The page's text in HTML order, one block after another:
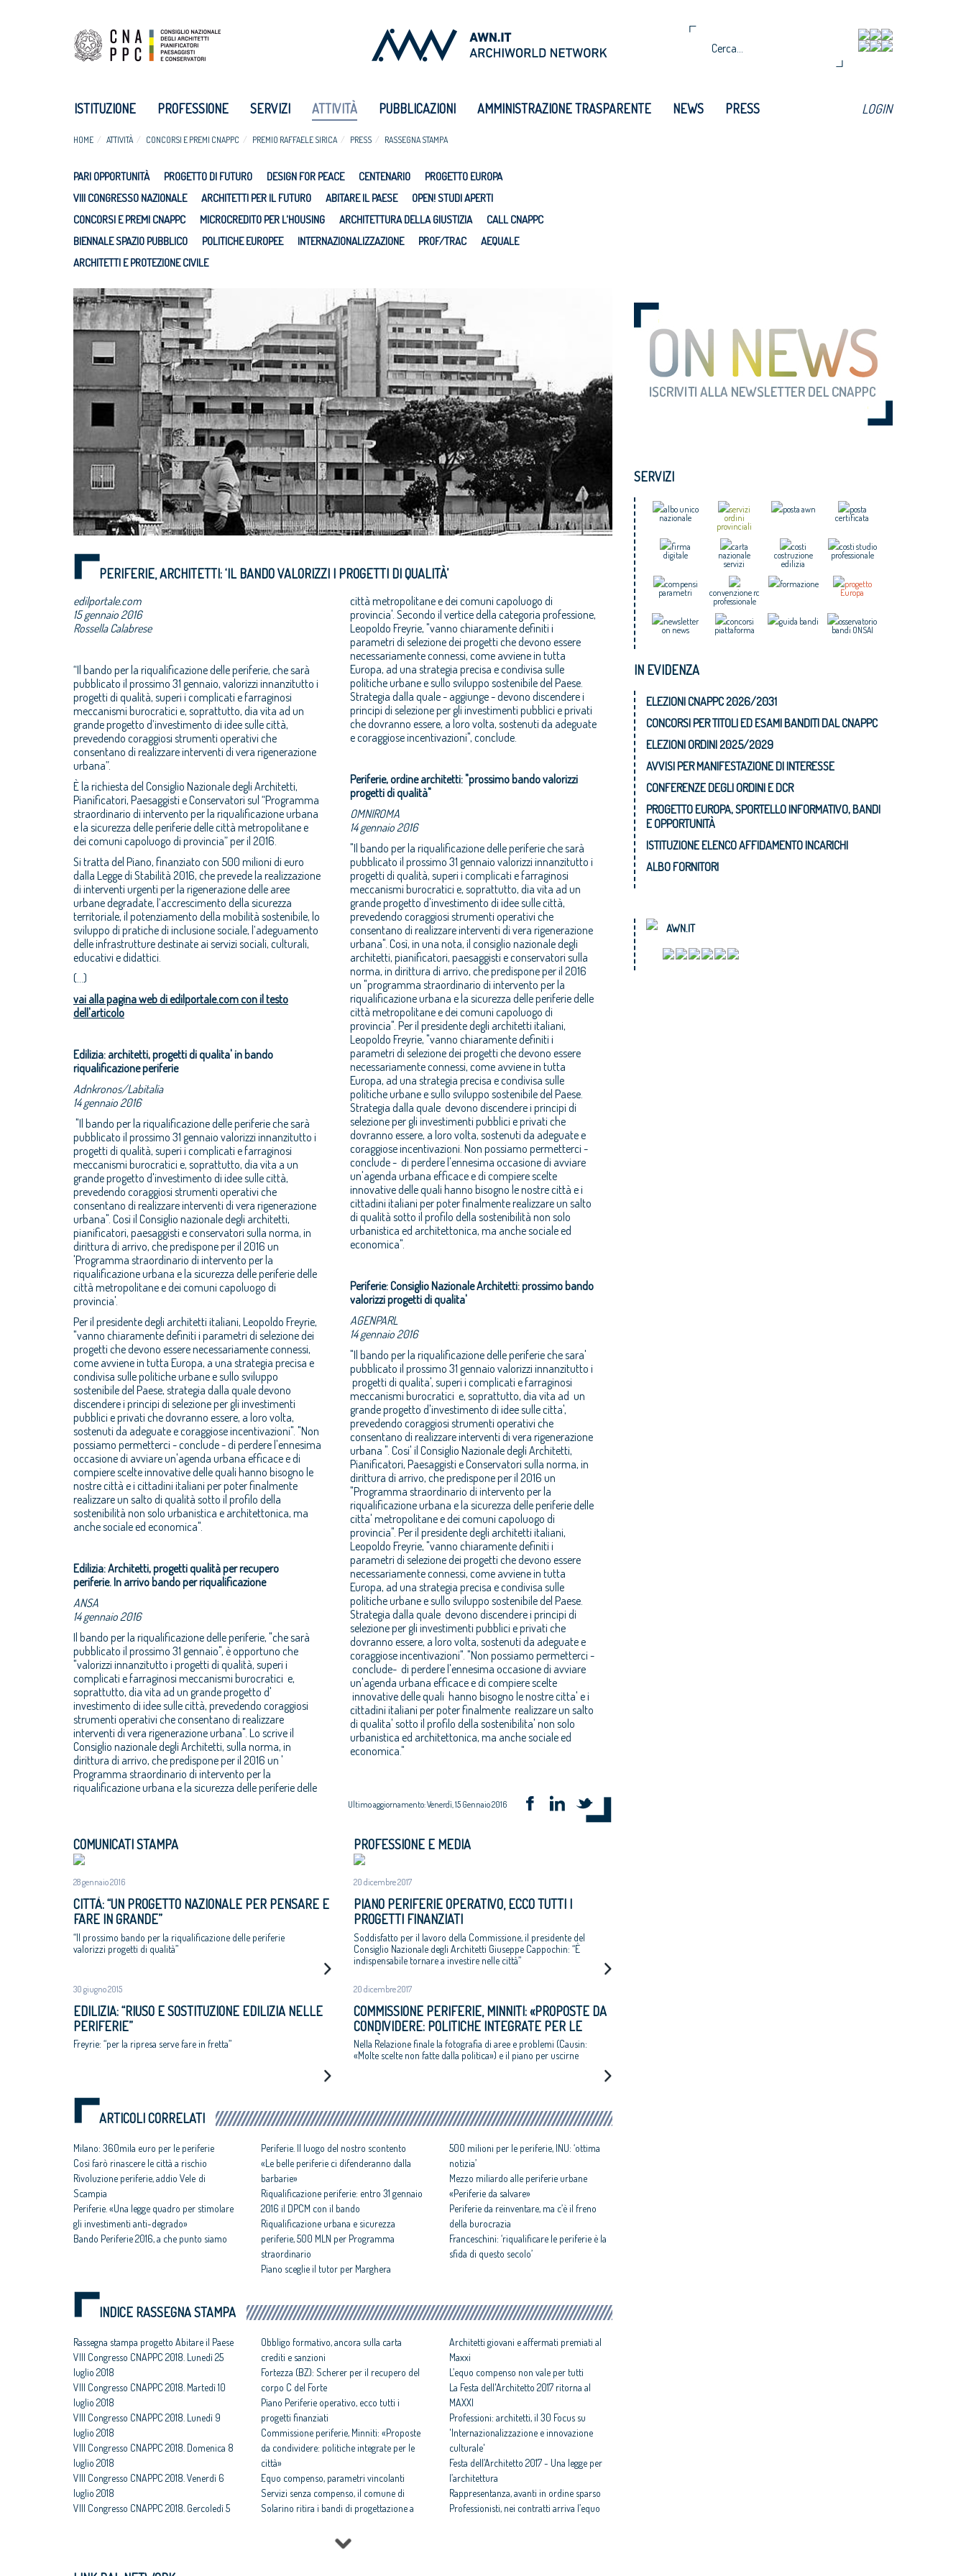
ISTITUZIONE PROFESSIONE SERVIZI ATTIVITÀ PUBBLICAZIONI AMMINISTRAZIONE TRASPARENTE NEWS PRESS LOGIN
HOME ATTIVITÀ CONCORSI E PREMI CNAPPC PREMIO RAFFAELE SIRICA PRESS RASSEGNA STAMPA
PARI OPPORTUNITÀ PROGETTO DI FUTURO DESIGN FOR PEACE CENTENARIO
PROGETTO EUROPA
VIII CONGRESSO NAZIONALE
ARCHITETTI PER IL FUTURO ABITARE IL PAESE
OPEN! STUDI APERTI
CONCORSI E PREMI CNAPPC
MICROCREDITO PER L'HOUSING ARCHITETTURA DELLA GIUSTIZIA
CALL CNAPPC
BIENNALE SPAZIO PUBBLICO
POLITICHE EUROPEE INTERNAZIONALIZZAZIONE PROF/TRAC
AEQUALE
ARCHITETTI E PROTEZIONE CIVILE
PERIFERIE, ARCHITETTI: ‘IL BANDO VALORIZZI I PROGETTI DI QUALITÀ’
edilportale.com
15 gennaio 2016
Rossella Calabrese
“Il bando per la riqualificazione delle periferie, che sarà
pubblicato il prossimo 31 gennaio, valorizzi innanzitutto i
progetti di qualità, superi i complicati e farraginosi
meccanismi burocratici e, soprattutto, dia vita ad un
grande progetto d’investimento di idee sulle città,
prevedendo coraggiosi strumenti operativi che
consentano di realizzare interventi di vera rigenerazione
urbana”.
È la richiesta del Consiglio Nazionale degli Architetti,
Pianificatori, Paesaggisti e Conservatori sul “Programma
straordinario di intervento per la riqualificazione urbana
e la sicurezza delle periferie delle città metropolitane e
dei comuni capoluogo di provincia” per il 2016.
Si tratta del Piano, finanziato con 500 milioni di euro
dalla Legge di Stabilità 2016, che prevede la realizzazione
di interventi urgenti per la rigenerazione delle aree
urbane degradate, l’accrescimento della sicurezza
territoriale, il potenziamento della mobilità sostenibile, lo
sviluppo di pratiche di inclusione sociale, l’adeguamento
delle infrastrutture destinate ai servizi sociali, culturali,
educativi e didattici.
(...)
vai alla pagina web di edilportale.com con il testo
dell'articolo
Edilizia: architetti, progetti di qualita' in bando
riqualificazione periferie
Adnkronos/Labitalia
14 gennaio 2016
"Il bando per la riqualificazione delle periferie che sarà
pubblicato il prossimo 31 gennaio valorizzi innanzitutto i
progetti di qualità, superi i complicati e farraginosi
meccanismi burocratici e, soprattutto, dia vita a un
grande progetto d'investimento di idee sulle città,
prevedendo coraggiosi strumenti operativi che
consentano di realizzare interventi di vera rigenerazione
urbana". Così il Consiglio nazionale degli architetti,
pianificatori, paesaggisti e conservatori sulla norma, in
dirittura di arrivo, che predispone per il 2016 un
'Programma straordinario di intervento per la
riqualificazione urbana e la sicurezza delle periferie delle
città metropolitane e dei comuni capoluogo di
provincia'.
Per il presidente degli architetti italiani, Leopoldo Freyrie,
"vanno chiaramente definiti i parametri di selezione dei
progetti che devono essere necessariamente connessi,
come avviene in tutta Europa, a una strategia precisa e
condivisa sulle politiche urbane e sullo sviluppo
sostenibile del Paese, strategia dalla quale devono
discendere i principi di selezione per gli investimenti
pubblici e privati che dovranno essere, a loro volta,
sostenuti da adeguate e coraggiose incentivazioni". "Non
possiamo permetterci - conclude - di perdere l'ennesima
occasione di avviare un'agenda urbana efficace e di
compiere scelte innovative delle quali hanno bisogno le
nostre città e i cittadini italiani per poter finalmente
realizzare un salto di qualità sotto il profilo della
sostenibilità non solo urbanistica e architettonica, ma
anche sociale ed economica".
Edilizia: Architetti, progetti qualità per recupero
periferie. In arrivo bando per riqualificazione
ANSA
14 gennaio 2016
Il bando per la riqualificazione delle periferie, "che sarà
pubblicato il prossimo 31 gennaio", è opportuno che
"valorizzi innanzitutto i progetti di qualità, superi i
complicati e farraginosi meccanismi burocratici e,
soprattutto, dia vita ad un grande progetto d'
investimento di idee sulle città, prevedendo coraggiosi
strumenti operativi che consentano di realizzare
interventi di vera rigenerazione urbana". Lo scrive il
Consiglio nazionale degli Architetti, sulla norma, in
dirittura di arrivo, che predispone per il 2016 un '
Programma straordinario di intervento per la
riqualificazione urbana e la sicurezza delle periferie delle
città metropolitane e dei comuni capoluogo di
provincia'. Secondo il vertice della categoria professione,
Leopoldo Freyrie, "vanno chiaramente definiti i
parametri di selezione dei progetti che devono essere
necessariamente connessi, come avviene in tutta
Europa, ad una strategia precisa e condivisa sulle
politiche urbane e sullo sviluppo sostenibile del Paese.
Strategia dalla quale - aggiunge - devono discendere i
principi di selezione per gli investimenti pubblici e privati
che dovranno essere, a loro volta, sostenuti da adeguate
e coraggiose incentivazioni", conclude.
Periferie, ordine architetti: "prossimo bando valorizzi
progetti di qualità"
OMNIROMA
14 gennaio 2016
"Il bando per la riqualificazione delle periferie che sarà
pubblicato il prossimo 31 gennaio valorizzi innanzitutto i
progetti di qualità, superi i complicati e farraginosi
meccanismi burocratici e, soprattutto, dia vita ad un
grande progetto d'investimento di idee sulle città,
prevedendo coraggiosi strumenti operativi che
consentano di realizzare interventi di vera rigenerazione
urbana". Così, in una nota, il consiglio nazionale degli
architetti, pianificatori, paesaggisti e conservatori sulla
norma, in dirittura di arrivo, che predispone per il 2016
un "programma straordinario di intervento per la
riqualificazione urbana e la sicurezza delle periferie delle
città metropolitane e dei comuni capoluogo di
provincia". Per il presidente degli architetti italiani,
Leopoldo Freyrie, "vanno chiaramente definiti i
parametri di selezione dei progetti che devono essere
necessariamente connessi, come avviene in tutta
Europa, ad una strategia precisa e condivisa sulle
politiche urbane e sullo sviluppo sostenibile del Paese.
Strategia dalla quale devono discendere i principi di
selezione per gli investimenti pubblici e privati che
dovranno essere, a loro volta, sostenuti da adeguate e
coraggiose incentivazioni. Non possiamo permetterci -
conclude - di perdere l'ennesima occasione di avviare
un'agenda urbana efficace e di compiere scelte
innovative delle quali hanno bisogno le nostre città e i
cittadini italiani per poter finalmente realizzare un salto
di qualità sotto il profilo della sostenibilità non solo
urbanistica ed architettonica, ma anche sociale ed
economica".
Periferie: Consiglio Nazionale Architetti: prossimo bando
valorizzi progetti di qualita'
AGENPARL
14 gennaio 2016
"Il bando per la riqualificazione delle periferie che sara'
pubblicato il prossimo 31 gennaio valorizzi innanzitutto i
progetti di qualita', superi i complicati e farraginosi
meccanismi burocratici e, soprattutto, dia vita ad un
grande progetto d'investimento di idee sulle citta',
prevedendo coraggiosi strumenti operativi che
consentano di realizzare interventi di vera rigenerazione
urbana ". Cosi' il Consiglio Nazionale degli Architetti,
Pianificatori, Paesaggisti e Conservatori sulla norma, in
dirittura di arrivo, che predispone per il 2016 un
"Programma straordinario di intervento per la
riqualificazione urbana e la sicurezza delle periferie delle
citta' metropolitane e dei comuni capoluogo di
provincia". Per il presidente degli architetti italiani,
Leopoldo Freyrie, "vanno chiaramente definiti i
parametri di selezione dei progetti che devono essere
necessariamente connessi, come avviene in tutta
Europa, ad una strategia precisa e condivisa sulle
politiche urbane e sullo sviluppo sostenibile del Paese.
Strategia dalla quale devono discendere i principi di
selezione per gli investimenti pubblici e privati che
dovranno essere, a loro volta, sostenuti da adeguate e
coraggiose incentivazioni". "Non possiamo permetterci -
conclude- di perdere l'ennesima occasione di avviare
un'agenda urbana efficace e di compiere scelte
innovative delle quali hanno bisogno le nostre citta' e i
cittadini italiani per poter finalmente realizzare un salto
di qualita' sotto il profilo della sostenibilita' non solo
urbanistica ed architettonica, ma anche sociale ed
economica."
Ultimo aggiornamento: Venerdì, 15 Gennaio 2016
COMUNICATI STAMPA
28 gennaio 2016
CITTÀ: “UN PROGETTO NAZIONALE PER PENSARE E
FARE IN GRANDE”
“Il prossimo bando per la riqualificazione delle periferie
valorizzi progetti di qualità”
30 giugno 2015
EDILIZIA: “RIUSO E SOSTITUZIONE EDILIZIA NELLE
PERIFERIE”
Freyrie: “per la ripresa serve fare in fretta”
PROFESSIONE E MEDIA
20 dicembre 2017
PIANO PERIFERIE OPERATIVO, ECCO TUTTI I
PROGETTI FINANZIATI
Soddisfatto per il lavoro della Commissione, il presidente del
Consiglio Nazionale degli Architetti Giuseppe Cappochin: “È
indispensabile tornare a investire nelle città”
20 dicembre 2017
COMMISSIONE PERIFERIE, MINNITI: «PROPOSTE DA
CONDIVIDERE: POLITICHE INTEGRATE PER LE
CITTÀ»
Nella Relazione finale la fotografia di aree e problemi (Causin:
«Molte scelte non fatte dalla politica») e il piano per uscirne
ARTICOLI CORRELATI
Milano: 360mila euro per le periferie
Così farò rinascere le città a rischio
Rivoluzione periferie, addio Vele di
Scampia
Periferie. «Una legge quadro per stimolare
gli investimenti anti-degrado»
Bando Periferie 2016, a che punto siamo
Periferie. Il luogo del nostro scontento
«Le belle periferie ci difenderanno dalla
barbarie»
Riqualificazione periferie: entro 31 gennaio
2016 il DPCM con il bando
Riqualificazione urbana e sicurezza
periferie, 500 MLN per Programma
straordinario
Piano sceglie il tutor per Marghera
500 milioni per le periferie, INU: ‘ottima
notizia’
Mezzo miliardo alle periferie urbane
«Periferie da salvare»
Periferie da reinventare, ma c’è il freno
della burocrazia
Franceschini: ‘riqualificare le periferie è la
sfida di questo secolo’
INDICE RASSEGNA STAMPA
Rassegna stampa progetto Abitare il Paese
VIII Congresso CNAPPC 2018. Lunedì 25
luglio 2018
VIII Congresso CNAPPC 2018. Martedì 10
luglio 2018
VIII Congresso CNAPPC 2018. Lunedì 9
luglio 2018
VIII Congresso CNAPPC 2018. Domenica 8
luglio 2018
VIII Congresso CNAPPC 2018. Venerdì 6
luglio 2018
VIII Congresso CNAPPC 2018. Gercoledì 5
Obbligo formativo, ancora sulla carta
crediti e sanzioni
Fortezza (BZ): Scherer per il recupero del
corpo C del Forte
Piano Periferie operativo, ecco tutti i
progetti finanziati
Commissione periferie, Minniti: «Proposte
da condividere: politiche integrate per le
città»
Equo compenso, parametri vincolanti
Servizi senza compenso, il comune di
Solarino ritira i bandi di progettazione a
All'architettura rispettosa dello studio
caravatti_caravatti il Premio architetto
Architetti giovani e affermati premiati al
Maxxi
L’equo compenso non vale per tutti
La Festa dell'Architetto 2017 ritorna al
MAXXI
Professioni: architetti, il 30 Focus su
'Internazionalizzazione e innovazione
culturale'
Festa dell’Architetto 2017 - Una legge per
l’architettura
Rappresentanza, avanti in ordine sparso
Professionisti, nei contratti arriva l’equo
SERVIZI
albo unico
nazionale
servizi
ordini
provinciali
posta awn
posta
certificata
firma
digitale
carta
nazionale
servizi
costi
costruzione
edilizia
costi studio
professionale
compensi
parametri
convenzione rc
professionale
formazione
progetto
Europa
newsletter
on news
concorsi
piattaforma
guida bandi
osservatorio
bandi ONSAI
IN EVIDENZA
ELEZIONI CNAPPC 2026/2031
CONCORSI PER TITOLI ED ESAMI BANDITI DAL CNAPPC
ELEZIONI ORDINI 2025/2029
AVVISI PER MANIFESTAZIONE DI INTERESSE
CONFERENZE DEGLI ORDINI E DCR
PROGETTO EUROPA, SPORTELLO INFORMATIVO, BANDI
E OPPORTUNITÀ
ISTITUZIONE ELENCO AFFIDAMENTO INCARICHI
ALBO FORNITORI
AWN.IT